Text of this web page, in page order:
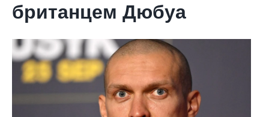
британцем Дюбуа